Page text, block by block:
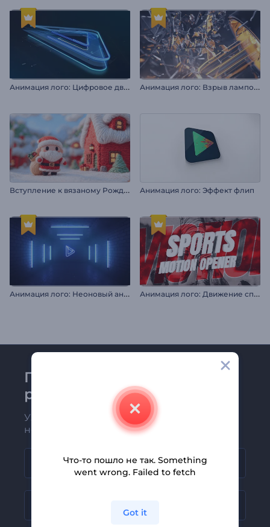
А
нимация лого: Цифровое движение А
нимация лого: Взрыв лампочки
В
ступление к вязаному Рождеству Анимация лого: Эффект флип
А
нимация лого: Неоновый андерграунд А
нимация лого: Движение спорта
Присоединяйтесь к
рассылке Renderforest
Узнавайте о последних новостях и
новых предложениях первыми
Что-то пошло не так. Something
went wrong. Failed to fetch
Got it